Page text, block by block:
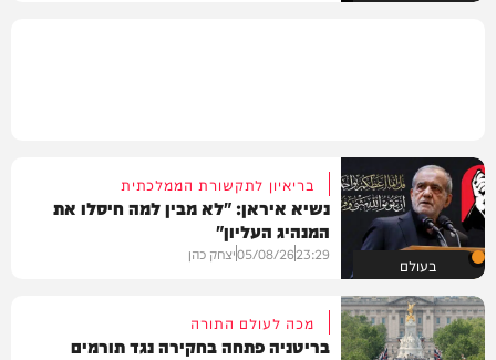
בעולם
בריאיון לתקשורת הממלכתית
נשיא איראן: "לא מבין למה חיסלו את
המנהיג העליון"
23:29
05/08/26יצחק כהן
מכה לעולם התורה
בריטניה פתחה בחקירה נגד תורמים